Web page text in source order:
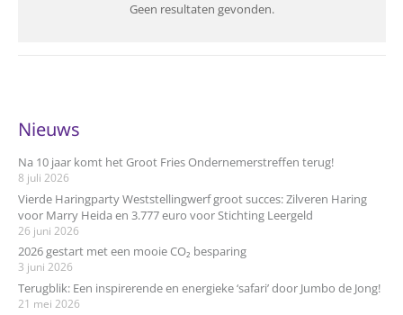
Geen resultaten gevonden.
Nieuws
Na 10 jaar komt het Groot Fries Ondernemerstreffen terug!
8 juli 2026
Vierde Haringparty Weststellingwerf groot succes: Zilveren Haring
voor Marry Heida en 3.777 euro voor Stichting Leergeld
26 juni 2026
2026 gestart met een mooie CO₂ besparing
3 juni 2026
Terugblik: Een inspirerende en energieke ‘safari’ door Jumbo de Jong!
21 mei 2026